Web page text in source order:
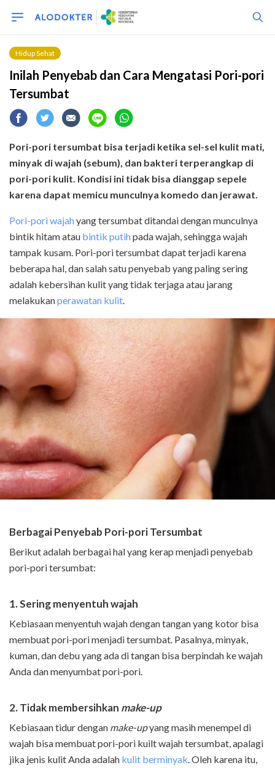
Hidup Sehat
Inilah Penyebab dan Cara Mengatasi Pori-pori
Tersumbat
Pori-pori tersumbat bisa terjadi ketika sel-sel kulit mati,
minyak di wajah (sebum), dan bakteri terperangkap di
pori-pori kulit. Kondisi ini tidak bisa dianggap sepele
karena dapat memicu munculnya komedo dan jerawat.
Pori-pori wajahyang tersumbat ditandai dengan munculnya
bintik hitam atau bintik putihpada wajah, sehingga wajah
tampak kusam. Pori-pori tersumbat dapat terjadi karena
beberapa hal, dan salah satu penyebab yang paling sering
adalah kebersihan kulit yang tidak terjaga atau jarang
melakukanperawatan kulit.
Berbagai Penyebab Pori-pori Tersumbat
Berikut adalah berbagai hal yang kerap menjadi penyebab
pori-pori tersumbat:
1. Sering menyentuh wajah
Kebiasaan menyentuh wajah dengan tangan yang kotor bisa
membuat pori-pori menjadi tersumbat. Pasalnya, minyak,
kuman, dan debu yang ada di tangan bisa berpindah ke wajah
Anda dan menyumbat pori-pori.
2. Tidak membersihkan make-up
Kebiasaan tidur dengan make-upyang masih menempel di
wajah bisa membuat pori-pori kuilt wajah tersumbat, apalagi
jika jenis kulit Anda adalah kulit berminyak . Oleh karena itu,